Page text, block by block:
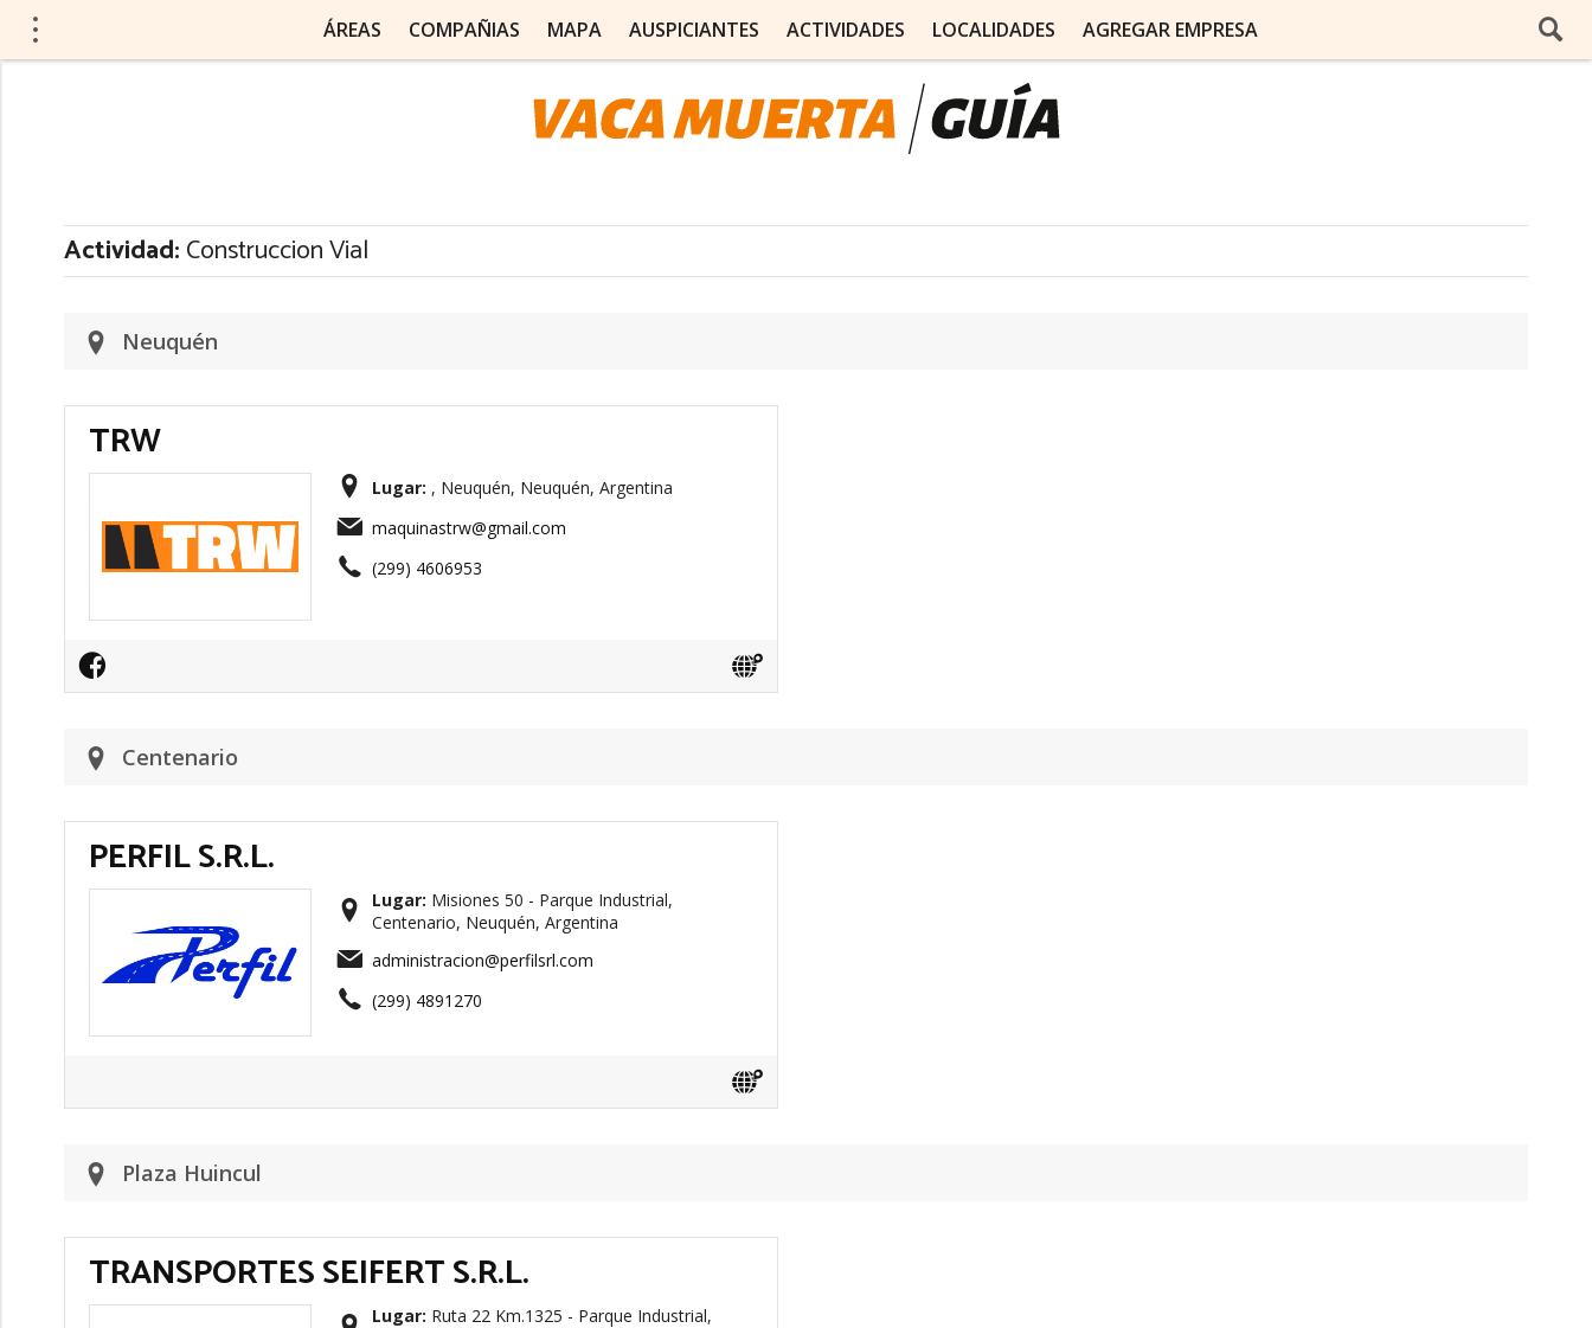
ÁREAS COMPAÑIAS MAPA AUSPICIANTES ACTIVIDADES LOCALIDADES AGREGAR EMPRESA
Actividad:Construccion Vial
Neuquén
TRW
Lugar: , Neuquén, Neuquén, Argentina
maquinastrw@gmail.com
(299) 4606953
Centenario
PERFIL S.R.L.
Lugar: Misiones 50 - Parque Industrial,
Centenario, Neuquén, Argentina
administracion@perfilsrl.com
(299) 4891270
Plaza Huincul
TRANSPORTES SEIFERT S.R.L.
Lugar: Ruta 22 Km.1325 - Parque Industrial,